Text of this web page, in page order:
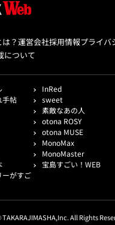
は？運営会社採用情報プライバ
について
InRed
手帖
sweet
素敵なあの人
otona ROSY
otona MUSE
MonoMax
MonoMaster
宝島すごい！WEB
ーがすご
TAKARAJIMASHA,Inc. All Rights